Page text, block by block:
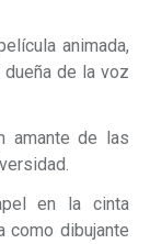
animada,
de la voz
amante de las
en la cinta
como dibujante